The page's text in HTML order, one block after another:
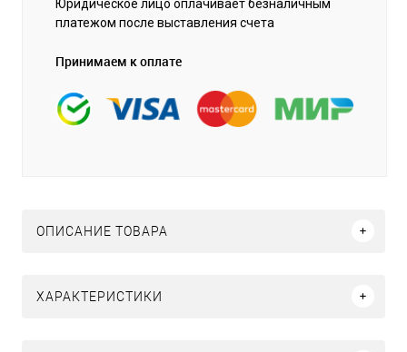
Юридическое лицо оплачивает безналичным
платежом после выставления счета
Принимаем к оплате
ОПИСАНИЕ ТОВАРА
ХАРАКТЕРИСТИКИ